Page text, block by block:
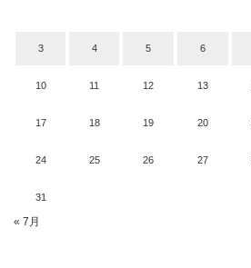
3 4 5 6
10 11 12 13
17 18 19 20
24 25 26 27
31
« 7月